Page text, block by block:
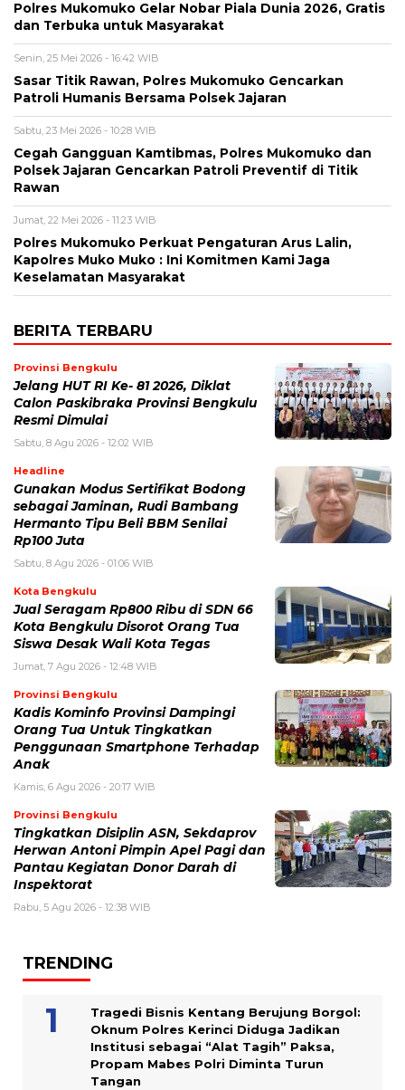
Polres Mukomuko Gelar Nobar Piala Dunia 2026, Gratis
dan Terbuka untuk Masyarakat
Senin, 25 Mei 2026 - 16:42 WIB
Sasar Titik Rawan, Polres Mukomuko Gencarkan
Patroli Humanis Bersama Polsek Jajaran
Sabtu, 23 Mei 2026 - 10:28 WIB
Cegah Gangguan Kamtibmas, Polres Mukomuko dan
Polsek Jajaran Gencarkan Patroli Preventif di Titik
Rawan
Jumat, 22 Mei 2026 - 11:23 WIB
Polres Mukomuko Perkuat Pengaturan Arus Lalin,
Kapolres Muko Muko : Ini Komitmen Kami Jaga
Keselamatan Masyarakat
BERITA TERBARU
Provinsi Bengkulu
Jelang HUT RI Ke- 81 2026, Diklat
Calon Paskibraka Provinsi Bengkulu
Resmi Dimulai
Sabtu, 8 Agu 2026 - 12:02 WIB
Headline
Gunakan Modus Sertifikat Bodong
sebagai Jaminan, Rudi Bambang
Hermanto Tipu Beli BBM Senilai
Rp100 Juta
Sabtu, 8 Agu 2026 - 01:06 WIB
Kota Bengkulu
Jual Seragam Rp800 Ribu di SDN 66
Kota Bengkulu Disorot Orang Tua
Siswa Desak Wali Kota Tegas
Jumat, 7 Agu 2026 - 12:48 WIB
Provinsi Bengkulu
Kadis Kominfo Provinsi Dampingi
Orang Tua Untuk Tingkatkan
Penggunaan Smartphone Terhadap
Anak
Kamis, 6 Agu 2026 - 20:17 WIB
Provinsi Bengkulu
Tingkatkan Disiplin ASN, Sekdaprov
Herwan Antoni Pimpin Apel Pagi dan
Pantau Kegiatan Donor Darah di
Inspektorat
Rabu, 5 Agu 2026 - 12:38 WIB
TRENDING
Tragedi Bisnis Kentang Berujung Borgol:
Oknum Polres Kerinci Diduga Jadikan
Institusi sebagai “Alat Tagih” Paksa,
Propam Mabes Polri Diminta Turun
Tangan